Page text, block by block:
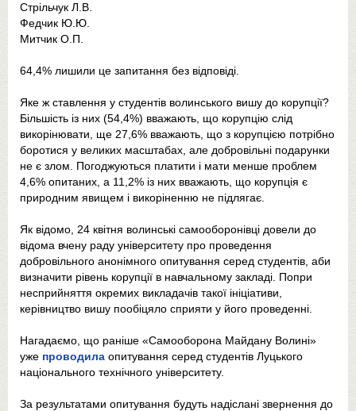
Стрільчук Л.В.
Федчик Ю.Ю.
Митчик О.П.
64,4% лишили це запитання без відповіді.
Яке ж ставлення у студентів волинського вишу до корупції?
Більшість із них (54,4%) вважають, що корупцію слід
викорінювати, ще 27,6% вважають, що з корупцією потрібно
боротися у великих масштабах, але добровільні подарунки
не є злом. Погоджуються платити і мати менше проблем
4,6% опитаних, а 11,2% із них вважають, що корупція є
природним явищем і викоріненню не підлягає.
Як відомо, 24 квітня волинські самооборонівці довели до
відома вчену раду університету про проведення
добровільного анонімного опитування серед студентів, аби
визначити рівень корупції в навчальному закладі. Попри
несприйняття окремих викладачів такої ініціативи,
керівництво вишу пообіцяло сприяти у його проведенні.
Нагадаємо, що раніше «Самооборона Майдану Волині»
уже проводила опитування серед студентів Луцького
національного технічного університету.
За результатами опитування будуть надіслані звернення до